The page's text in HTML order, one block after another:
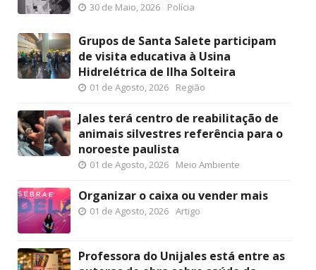
30 de Maio, 2026 Polícia
Grupos de Santa Salete participam
de visita educativa à Usina
Hidrelétrica de Ilha Solteira
01 de Agosto, 2026 Região
Jales terá centro de reabilitação de
animais silvestres referência para o
noroeste paulista
01 de Agosto, 2026 Meio Ambiente
Organizar o caixa ou vender mais
01 de Agosto, 2026 Artigo
Professora do Unijales está entre as